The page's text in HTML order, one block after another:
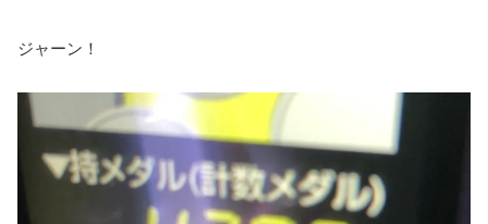
ジャーン！